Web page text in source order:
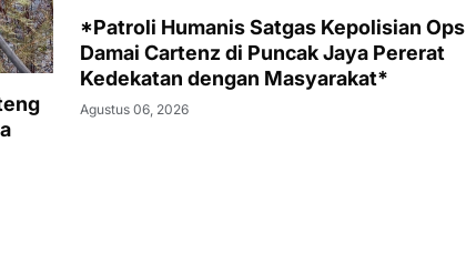
*Patroli Humanis Satgas Kepolisian Ops
Damai Cartenz di Puncak Jaya Pererat
Kedekatan dengan Masyarakat*
Agustus 06, 2026